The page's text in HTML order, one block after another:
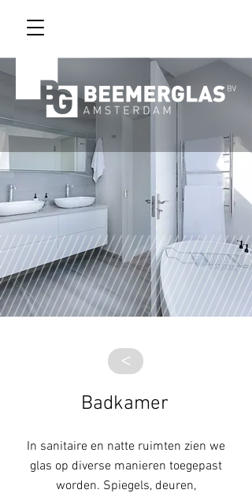
>
Badkamer
In sanitaire en natte ruimten zien we
glas op diverse manieren toegepast
worden. Spiegels, deuren,